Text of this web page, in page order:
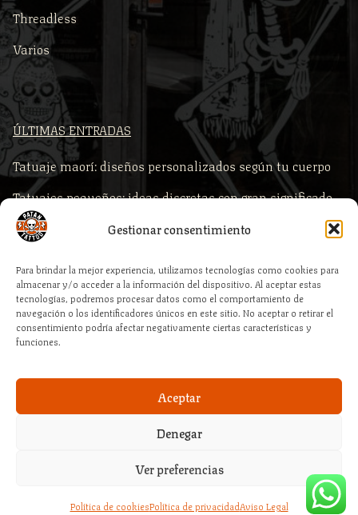
Gestionar consentimiento
Para brindar la mejor experiencia, utilizamos tecnologías como cookies para
almacenar y/o acceder a la información del dispositivo. Al aceptar estas
tecnologías, podremos procesar datos como el comportamiento de
navegación o los identificadores únicos en este sitio. No aceptar o retirar el
consentimiento podría afectar negativamente ciertas características y
funciones.
Aceptar
Denegar
Ver preferencias
Política de cookiesPolítica de privacidadAviso Legal
Threadless
Varios
ÚLTIMAS ENTRADAS
Tatuaje maorí: diseños personalizados según tu cuerpo
Tatuajes pequeños: ideas discretas con gran significado
Comprar piercings según la zona del cuerpo
clave la calidad profesional
Cómo elegir la medida correcta de tu piercing al comprar
online